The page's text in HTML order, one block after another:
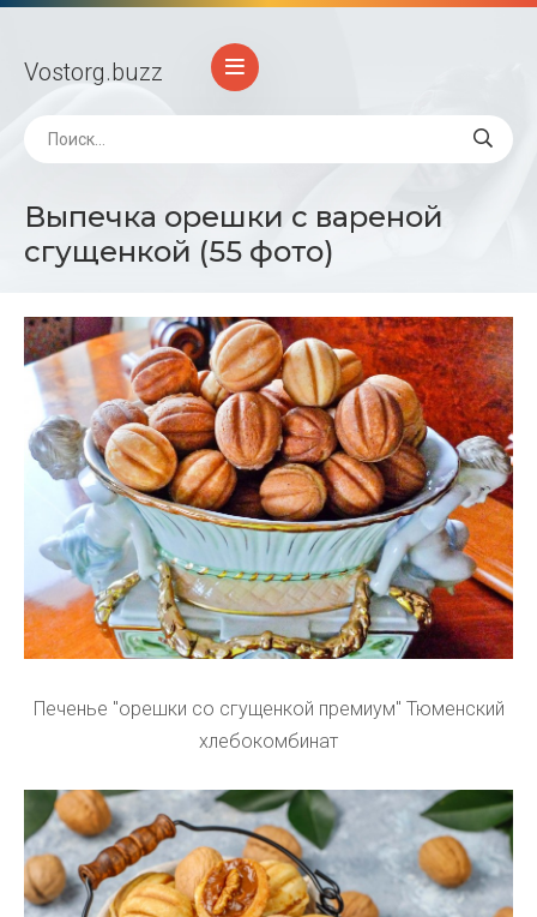
Vostorg.buzz
Выпечка орешки с вареной
сгущенкой (55 фото)
Печенье "орешки со сгущенкой премиум" Тюменский
хлебокомбинат